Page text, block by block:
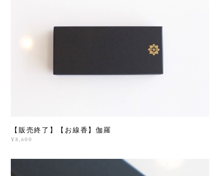
【販売終了】【お線香】伽羅
¥8,600